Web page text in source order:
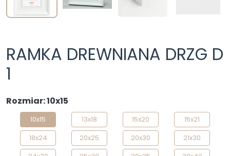
RAMKA DREWNIANA DRZG D
1
Rozmiar: 10x15
10x15 13x18 15x20
15x21
18x24
20x25 20x30
21x30